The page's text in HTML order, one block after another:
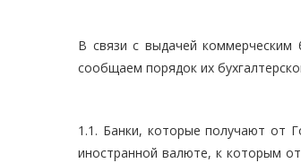
В связи с выдачей
сообщаем порядок их
1.1. Банки, которые получают от
иностранной валюте, к которым